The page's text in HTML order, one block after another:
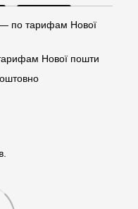
по тарифам Нової
Нової пошти